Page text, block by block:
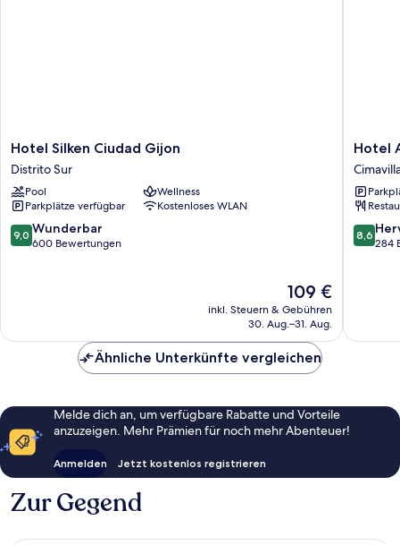
Hotel
Silken
Ciudad
Gijon
Distrito
Sur
Hotel Silken Ciudad Gijon
Distrito Sur
Pool
Wellness
Parkplätze verfügbar
Kostenloses WLAN
9.0
von
9,0 Wunderbar
600 Bewertungen
Der
Preis
beträgt
109 €
inkl. Steuern & Gebühren
30. Aug.–31. Aug.
Hotel
Asturias
Cimavilla
Hotel
8.6
von
8,6
284
Ähnliche Unterkünfte vergleichen
Melde dich an, um verfügbare Rabatte und Vorteile
anzuzeigen. Mehr Prämien für noch mehr Abenteuer!
Anmelden Jetzt kostenlos registrieren
Zur Gegend